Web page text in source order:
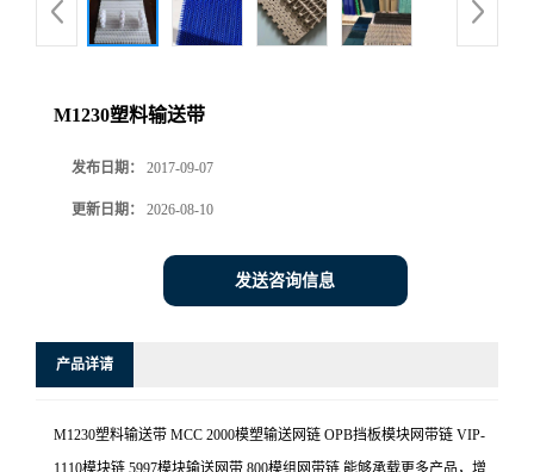
M1230塑料输送带
发布日期： 2017-09-07
更新日期： 2026-08-10
发送咨询信息
产品详请
M1230塑料输送带 MCC 2000模塑输送网链 OPB挡板模块网带链 VIP-
1110模块链 5997模块输送网带 800模组网带链 能够承载更多产品，增